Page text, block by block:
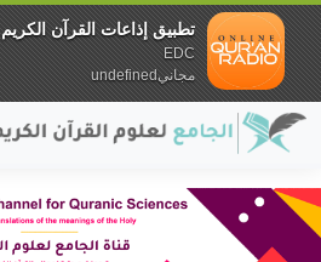
تطبيق إذاعات القرآن الكريم
EDC
مجانيundefined